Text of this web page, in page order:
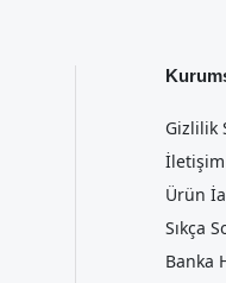
Gizlilik
İletişim
Ürün
Sıkça
Banka